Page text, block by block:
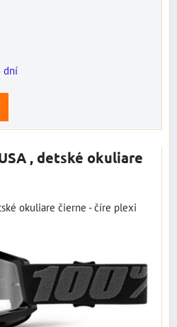
dní
, detské okuliare
okuliare čierne - číre plexi